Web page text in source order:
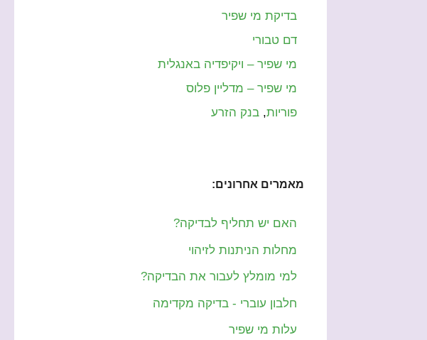
בדיקת מי שפיר
דם טבורי
מי שפיר – ויקיפדיה באנגלית
מי שפיר – מדליין פלוס
פוריות, בנק הזרע
מאמרים אחרונים:
האם יש תחליף לבדיקה?
מחלות הניתנות לזיהוי
למי מומלץ לעבור את הבדיקה?
חלבון עוברי - בדיקה מקדימה
עלות מי שפיר